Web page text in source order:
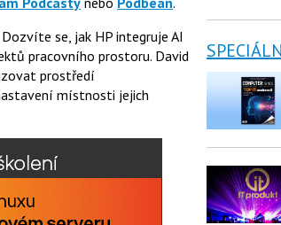
se, jak HP integruje AI
pracovního prostoru. David
prostředí
místnosti jejich